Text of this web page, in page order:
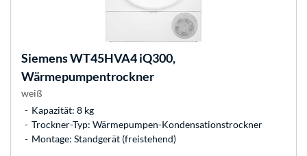
SiemensWT45HVA4 iQ300,
Wärmepumpentrockner
weiß
Kapazität: 8 kg
Trockner-Typ: Wärmepumpen-Kondensationstrockner
Montage: Standgerät (freistehend)